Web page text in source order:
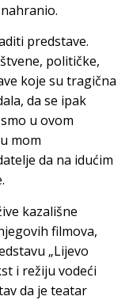
predstave.
političke,
koje su tragična
da se ipak
u ovom
mom
da na idućim
kazališne
filmova,
„Lijevo
i režiju vodeći
da je teatar